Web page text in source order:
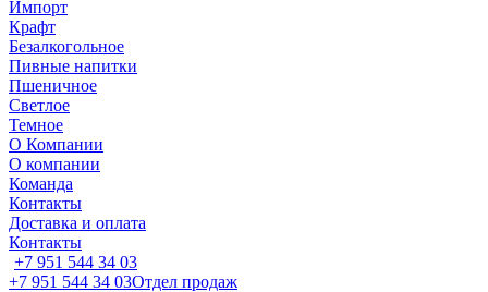
Импорт
Крафт
Безалкогольное
Пивные напитки
Пшеничное
Светлое
Темное
О Компании
О компании
Команда
Контакты
Доставка и оплата
Контакты
+7 951 544 34 03
+7 951 544 34 03Отдел продаж